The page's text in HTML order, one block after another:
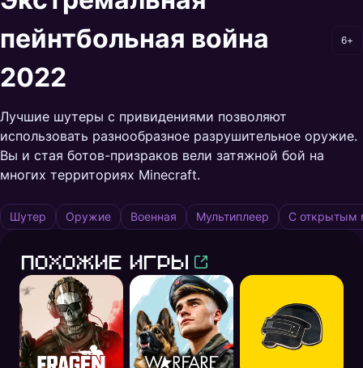
пейнтбольная война
2022
6+
Лучшие шутеры с привидениями позволяют
использовать разнообразное разрушительное оружие.
Вы и стая ботов-призраков вели затяжной бой на
многих территориях Minecraft.
Шутер Оружие Военная Мультиплеер С открытым
Похожие игры